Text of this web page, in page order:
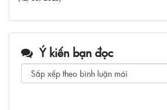
Ý kiến bạn đọc